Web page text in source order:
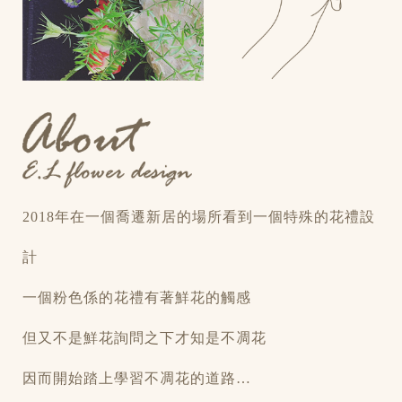
2018年在一個喬遷新居的場所看到一個特殊的花禮設
計
一個粉色係的花禮有著鮮花的觸感
但又不是鮮花詢問之下才知是不凋花
因而開始踏上學習不凋花的道路…